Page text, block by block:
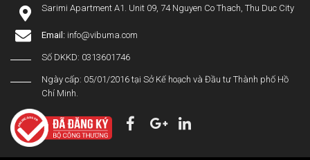
Sarimi Apartment A1. Unit 09, 74 Nguyen Co Thach, Thu Duc City
Email: info@vibuma.com
Số DKKD: 0313601746
Ngày cấp: 05/01/2016 tại Sở Kế hoạch và Đầu tư Thành phố Hồ
Chí Minh.